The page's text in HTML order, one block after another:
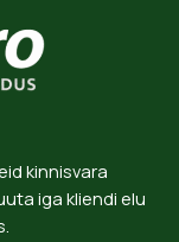
kinnisvara
iga kliendi elu